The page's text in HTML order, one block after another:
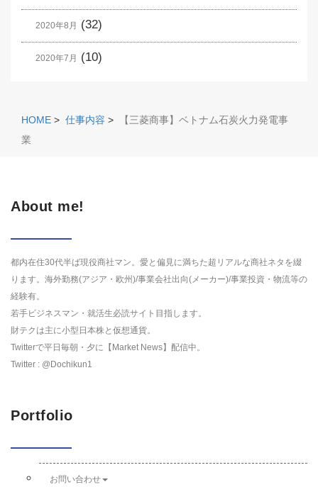
2020年8月 (32)
2020年7月 (10)
HOME > 仕事内容 >
【三菱商事】ベトナム石炭火力発電事
業
About me!
都内在住30代半ば現役商社マン。愛と偏見に満ちた超リアルな商社ネタを綴
ります。海外勤務(アジア・欧州)/事業会社出向(メーカー)/事業投資・物流等の
経験有。
若手ビジネスマン・就活生必読サイト目指します。
財テクは主に小型日本株と仮想通貨。
Twitterで平日毎朝・夕に【Market News】配信中。
Twitter : @Dochikun1
Portfolio
お問い合わせ